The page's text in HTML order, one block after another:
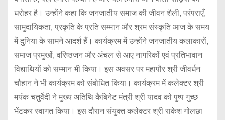
धरोहर है। उन्होंने कहा कि जनजातीय समाज की जीवन शैली, परंपराएँ,
सामुदायिकता, प्रकृति के प्रति सम्मान और श्रम संस्कृति आज के समय
में दुनिया के सामने आदर्श हैं। कार्यक्रम में उन्होंने जनजातीय कलाकारों,
समाज प्रमुखों, वरिष्ठजन और अंचल से आए नागरिकों एवं प्रतिभावान
विद्याथियों को सम्मान भी किया। इस अवसर पर महापौर श्री जीवर्धन
चौहान ने भी कार्यक्रम को संबोधित किया। कार्यक्रम में कलेक्टर श्री
मयंक चतुर्वेदी ने मुख्य अतिथि कैबिनेट मंत्री श्री यादव को पुष्प गुच्छ
भेंटकर स्वागत किया। इस दौरान संयुक्त कलेक्टर श्री राकेश गोलछा